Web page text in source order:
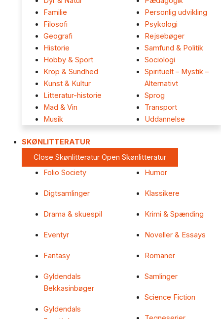
Familie
Filosofi
Geografi
Historie
Hobby & Sport
Krop & Sundhed
Kunst & Kultur
Litteratur-historie
Mad & Vin
Musik
Personlig udvikling
Psykologi
Rejsebøger
Samfund & Politik
Sociologi
Spirituelt – Mystik –
Alternativt
Sprog
Transport
Uddannelse
SKØNLITTERATUR
Close Skønlitteratur Open Skønlitteratur
Folio Society
Digtsamlinger
Drama & skuespil
Eventyr
Fantasy
Gyldendals
Bekkasinbøger
Gyldendals
Humor
Klassikere
Krimi & Spænding
Noveller & Essays
Romaner
Samlinger
Science Fiction